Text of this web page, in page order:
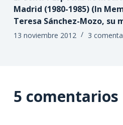
Madrid (1980-1985) (In
Teresa Sánchez-Mozo, su
13 noviembre 2012 3
5 comentarios